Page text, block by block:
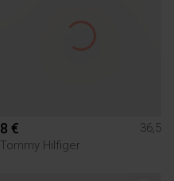
8 €
36,5
Tommy Hilfiger